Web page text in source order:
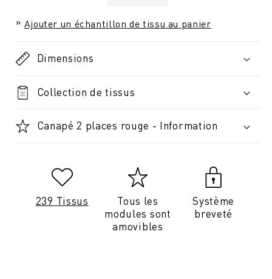
Ajouter un échantillon de tissu au panier
Dimensions
Collection de tissus
Canapé 2 places rouge - Information
239 Tissus
Tous les
modules sont
amovibles
Système
breveté